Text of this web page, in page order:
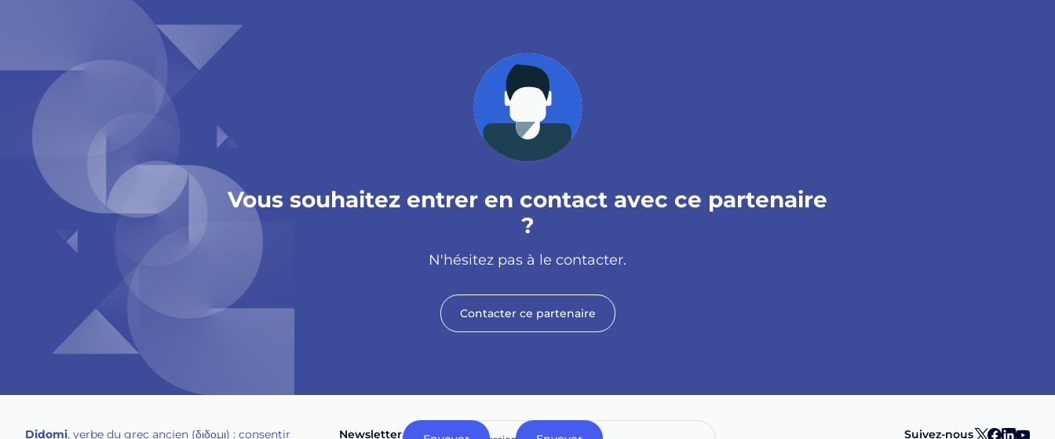
Vous souhaitez entrer en contact avec ce partenaire
?
N'hésitez pas à le contacter.
Contacter ce partenaire
Didomi, verbe du grec ancien (δ‌‌ιδο‌μι) : consentir Newsletter Suivez-nous